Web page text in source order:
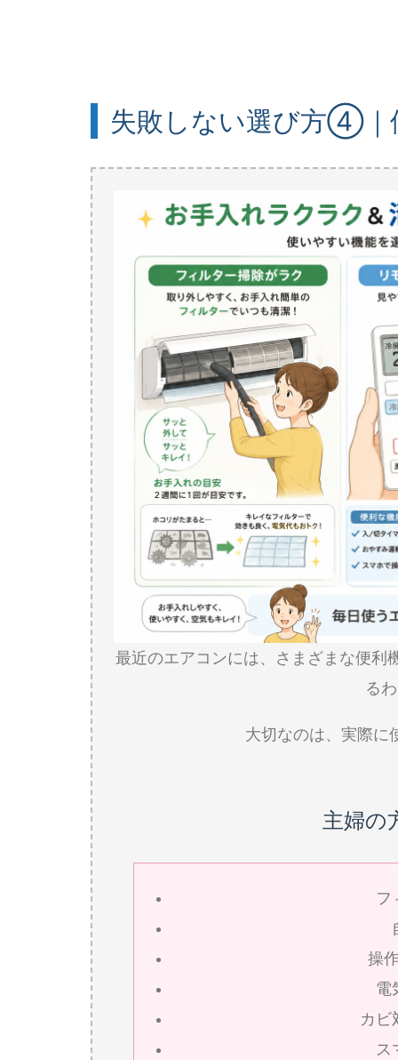
失敗しない選び方④｜
最近のエアコンには、さまざまな便利
る
大切なのは、実際に
主婦の
フ
操
電
カビ
ス